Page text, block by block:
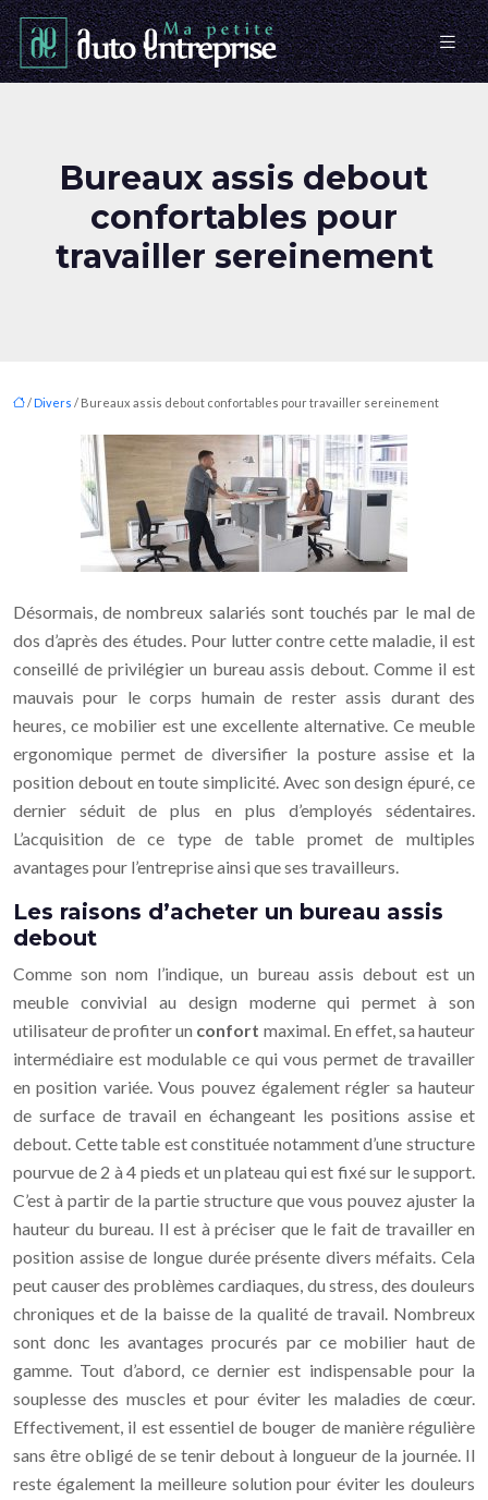
Bureaux assis debout
confortables pour
travailler sereinement
/ Divers / Bureaux assis debout confortables pour travailler sereinement
Désormais, de nombreux salariés sont touchés par le mal de
dos d’après des études. Pour lutter contre cette maladie, il est
conseillé de privilégier un bureau assis debout. Comme il est
mauvais pour le corps humain de rester assis durant des
heures, ce mobilier est une excellente alternative. Ce meuble
ergonomique permet de diversifier la posture assise et la
position debout en toute simplicité. Avec son design épuré, ce
dernier séduit de plus en plus d’employés sédentaires.
L’acquisition de ce type de table promet de multiples
avantages pour l’entreprise ainsi que ses travailleurs.
Les raisons d’acheter un bureau assis
debout
Comme son nom l’indique, un bureau assis debout est un
meuble convivial au design moderne qui permet à son
utilisateur de profiter un confort maximal. En effet, sa hauteur
intermédiaire est modulable ce qui vous permet de travailler
en position variée. Vous pouvez également régler sa hauteur
de surface de travail en échangeant les positions assise et
debout. Cette table est constituée notamment d’une structure
pourvue de 2 à 4 pieds et un plateau qui est fixé sur le support.
C’est à partir de la partie structure que vous pouvez ajuster la
hauteur du bureau. Il est à préciser que le fait de travailler en
position assise de longue durée présente divers méfaits. Cela
peut causer des problèmes cardiaques, du stress, des douleurs
chroniques et de la baisse de la qualité de travail. Nombreux
sont donc les avantages procurés par ce mobilier haut de
gamme. Tout d’abord, ce dernier est indispensable pour la
souplesse des muscles et pour éviter les maladies de cœur.
Effectivement, il est essentiel de bouger de manière régulière
sans être obligé de se tenir debout à longueur de la journée. Il
reste également la meilleure solution pour éviter les douleurs